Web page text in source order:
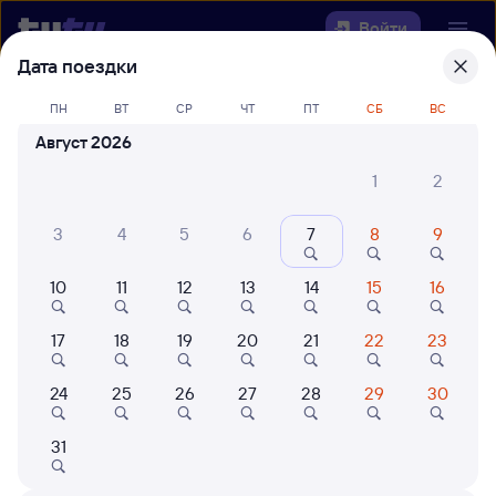
Войти
Выберите день, чтобы найтиж/д
билеты Ледяная — Юрты
42 млн путешествуют с
Дата поездки
ПН ВТ СР ЧТ ПТ СБ ВС
Август 2026
1
2
3 4 5 6 7 8 9
10 11 12 13 14 15 16
17 18 19 20 21 22 23
24 25 26 27 28 29 30
31